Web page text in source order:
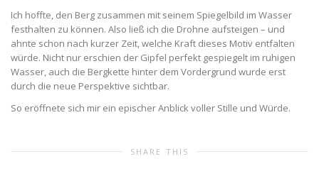
Ich hoffte, den Berg zusammen mit seinem Spiegelbild im Wasser
festhalten zu können. Also ließ ich die Drohne aufsteigen – und
ahnte schon nach kurzer Zeit, welche Kraft dieses Motiv entfalten
würde. Nicht nur erschien der Gipfel perfekt gespiegelt im ruhigen
Wasser, auch die Bergkette hinter dem Vordergrund wurde erst
durch die neue Perspektive sichtbar.
So eröffnete sich mir ein epischer Anblick voller Stille und Würde.
SHARE THIS